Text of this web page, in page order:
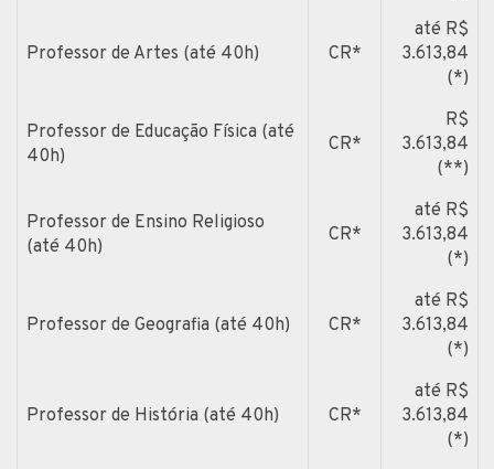
Professor de Artes (até 40h) CR*
até R$
3.613,84
(*)
Professor de Educação Física (até
40h)
CR*
R$
3.613,84
(**)
Professor de Ensino Religioso
(até 40h)
CR*
até R$
3.613,84
(*)
Professor de Geografia (até 40h) CR*
até R$
3.613,84
(*)
Professor de História (até 40h) CR*
até R$
3.613,84
(*)